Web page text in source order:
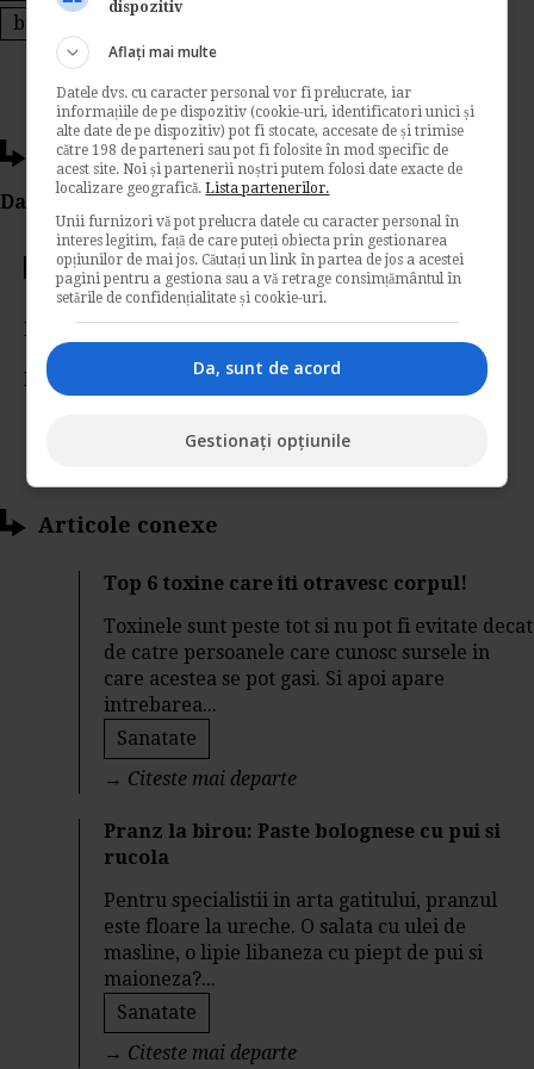
broccoli
Ti-a placut acest articol?
Da Like, Printeaza sau trimite pe Email!
Votati articolul
Rating:
Nota: voturi
Articole conexe
Top 6 toxine care iti otravesc corpul!
Toxinele sunt peste tot si nu pot fi evitate decat
de catre persoanele care cunosc sursele in
care acestea se pot gasi. Si apoi apare
intrebarea...
Sanatate
→ Citeste mai departe
Pranz la birou: Paste bolognese cu pui si
rucola
Pentru specialistii in arta gatitului, pranzul
este floare la ureche. O salata cu ulei de
masline, o lipie libaneza cu piept de pui si
maioneza?...
Sanatate
→ Citeste mai departe
dispozitiv
Aflați mai multe
Datele dvs. cu caracter personal vor fi prelucrate, iar
informațiile de pe dispozitiv (cookie-uri, identificatori unici și
alte date de pe dispozitiv) pot fi stocate, accesate de și trimise
către 198 de parteneri sau pot fi folosite în mod specific de
acest site. Noi și partenerii noștri putem folosi date exacte de
localizare geografică.Lista partenerilor.
Unii furnizori vă pot prelucra datele cu caracter personal în
interes legitim, față de care puteți obiecta prin gestionarea
opțiunilor de mai jos. Căutați un link în partea de jos a acestei
pagini pentru a gestiona sau a vă retrage consimțământul în
setările de confidențialitate și cookie-uri.
Da, sunt de acord
Gestionați opțiunile